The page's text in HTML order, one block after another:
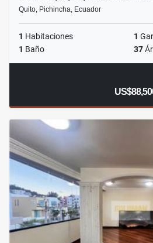
Quito, Pichincha, Ecuador
1 Habitaciones 1
1 Baño 37